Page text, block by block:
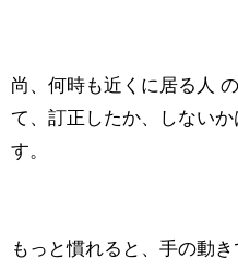
尚、何時も近くに居る人
て、訂正したか、しない
す。
もっと慣れると、手の動